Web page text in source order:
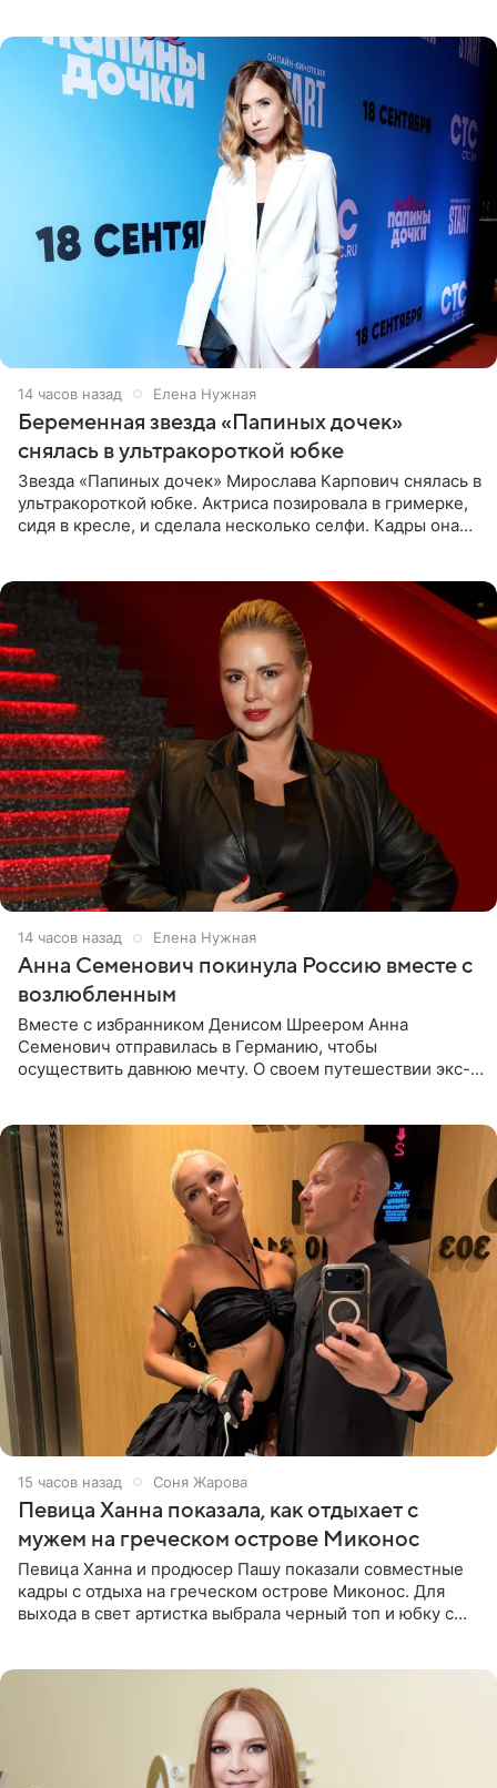
14 часов назад Елена Нужная
Беременная звезда «Папиных дочек»
снялась в ультракороткой юбке
Звезда «Папиных дочек» Мирослава Карпович снялась в
ультракороткой юбке. Актриса позировала в гримерке,
сидя в кресле, и сделала несколько селфи. Кадры она
14 часов назад Елена Нужная
Анна Семенович покинула Россию вместе с
возлюбленным
Вместе с избранником Денисом Шреером Анна
Семенович отправилась в Германию, чтобы
осуществить давнюю мечту. О своем путешествии экс-
15 часов назад Соня Жарова
Певица Ханна показала, как отдыхает с
мужем на греческом острове Миконос
Певица Ханна и продюсер Пашу показали совместные
кадры с отдыха на греческом острове Миконос. Для
выхода в свет артистка выбрала черный топ и юбку с